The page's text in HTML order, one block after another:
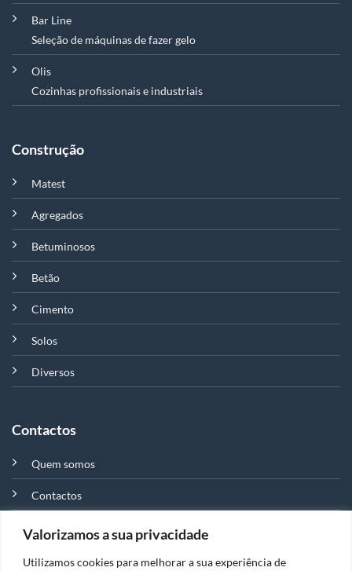
Valorizamos a sua privacidade
Utilizamos cookies para melhorar a sua experiência de
Bar Line
Seleção de máquinas de fazer gelo
Olis
Cozinhas profissionais e industriais
Construção
Matest
Agregados
Betuminosos
Betão
Cimento
Solos
Diversos
Contactos
Quem somos
Contactos
Distribuidor e representante em Portugal da marca Matest,